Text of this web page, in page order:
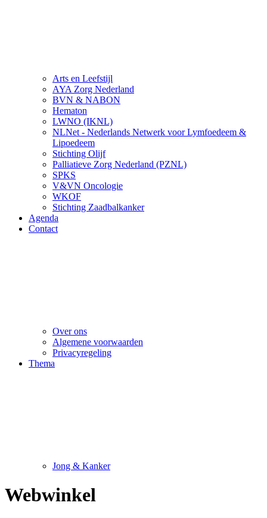
Arts en Leefstijl
AYA Zorg Nederland
BVN & NABON
Hematon
LWNO (IKNL)
NLNet - Nederlands Netwerk voor Lymfoedeem &
Lipoedeem
Stichting Olijf
Palliatieve Zorg Nederland (PZNL)
SPKS
V&VN Oncologie
WKOF
Stichting Zaadbalkanker
Agenda
Contact
Over ons
Algemene voorwaarden
Privacyregeling
Thema
Jong & Kanker
Webwinkel